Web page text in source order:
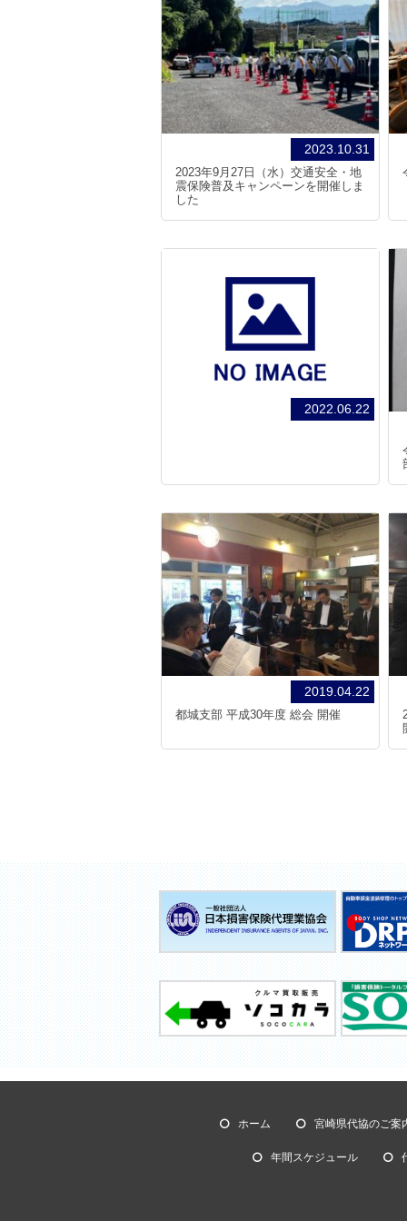
2023.10.31
2023年9月27日（水）交通安全・地
震保険普及キャンペーンを開催しま
した
2022.06.22
2019.04.22
都城支部 平成30年度 総会 開催
ホーム 宮崎県代協のご案
年間スケジュール